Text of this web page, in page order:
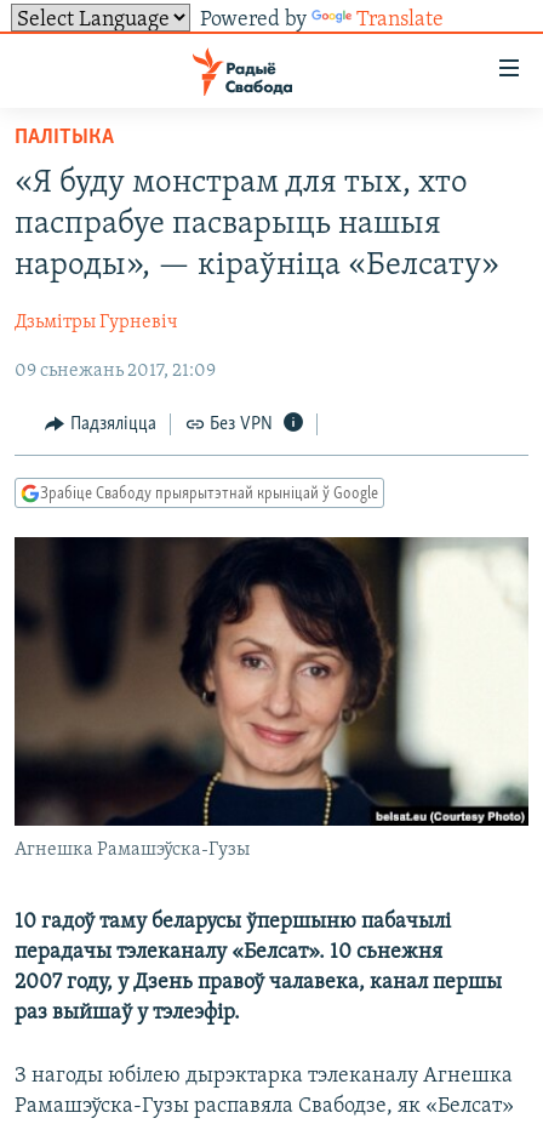
Powered by Translate
ўнівэрсальнага
доступу
Перайсьці
галоўнага
зьместу
Перайсьці
да
навігацыі
Перайсьці
пошуку
НАВІНЫ
УСЕ НАВІНЫ
ПАЛІТЫКА
ЭКАНОМІКА
ВАЙНА
ПАЛІТВЯЗЬНІ
ТОЛЬКІ НА СВАБОДЗЕ
ГІСТОРЫЯ НА СВАБОДЗЕ
ПАДКАСТЫ
КНІГІ
PREMIUM
СУВЯЗЬ
ПАДЗЯЛІЦЦА ІНФАРМАЦЫЯЙ
ПАДКАСТЫ
FACEBOOK
ПАЛІТЫКА
«Я буду монстрам для тых, хто
паспрабуе пасварыць нашыя
народы», — кіраўніца «Белсату»
Дзьмітры Гурневіч
09 сьнежань 2017, 21:09
Падзяліцца Без VPN
Зрабіце Свабоду прыярытэтнай крыніцай ў Google
Агнешка Рамашэўска-Гузы
10 гадоў таму беларусы ўпершыню пабачылі
перадачы тэлеканалу «Белсат». 10 сьнежня
2007 году, у Дзень правоў чалавека, канал першы
раз выйшаў у тэлеэфір.
З нагоды юбілею дырэктарка тэлеканалу Агнешка
Рамашэўска-Гузы распавяла Свабодзе, як «Белсат»